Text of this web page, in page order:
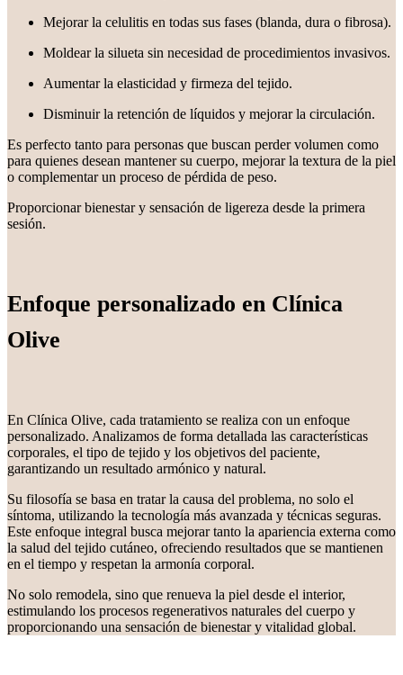
Mejorar la celulitis en todas sus fases (blanda, dura o fibrosa).
Moldear la silueta sin necesidad de procedimientos invasivos.
Aumentar la elasticidad y firmeza del tejido.
Disminuir la retención de líquidos y mejorar la circulación.
Es perfecto tanto para personas que buscan perder volumen como
para quienes desean mantener su cuerpo, mejorar la textura de la piel
o complementar un proceso de pérdida de peso.
Proporcionar bienestar y sensación de ligereza desde la primera
sesión.
Enfoque personalizado en Clínica
Olive
En Clínica Olive, cada tratamiento se realiza con un enfoque
personalizado. Analizamos de forma detallada las características
corporales, el tipo de tejido y los objetivos del paciente,
garantizando un resultado armónico y natural.
Su filosofía se basa en tratar la causa del problema, no solo el
síntoma, utilizando la tecnología más avanzada y técnicas seguras.
Este enfoque integral busca mejorar tanto la apariencia externa como
la salud del tejido cutáneo, ofreciendo resultados que se mantienen
en el tiempo y respetan la armonía corporal.
No solo remodela, sino que renueva la piel desde el interior,
estimulando los procesos regenerativos naturales del cuerpo y
proporcionando una sensación de bienestar y vitalidad global.